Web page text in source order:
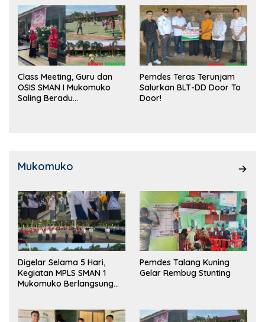
Class Meeting, Guru dan
OSIS SMAN I Mukomuko
Saling Beradu
Pemdes Teras Terunjam
Salurkan BLT-DD Door To
Door!
Mukomuko
Digelar Selama 5 Hari,
Kegiatan MPLS SMAN 1
Mukomuko Berlangsung
Pemdes Talang Kuning
Gelar Rembug Stunting